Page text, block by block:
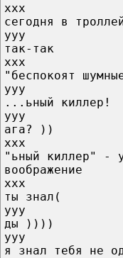
xxx
сегодня в
yyy
так-так
xxx
"беспокоят
yyy
...ьный киллер!
yyy
ага? ))
xxx
"ьный киллер" -
воображение
xxx
ты знал(
yyy
ды ))))
yyy
я знал тебя не